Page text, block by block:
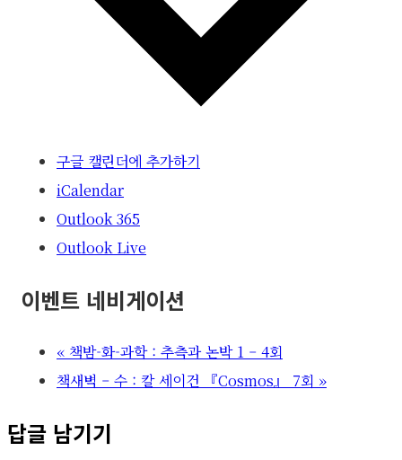
구글 캘린더에 추가하기
iCalendar
Outlook 365
Outlook Live
이벤트 네비게이션
« 책밤-화-과학 : 추측과 논박 1 – 4회
책새벽 – 수 : 칼 세이건 『Cosmos』 7회 »
답글 남기기